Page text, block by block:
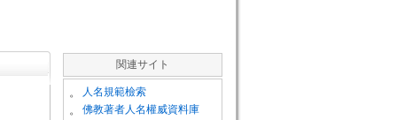
関連サイト
。 人名規範檢索
。 佛教著者人名權威資料庫